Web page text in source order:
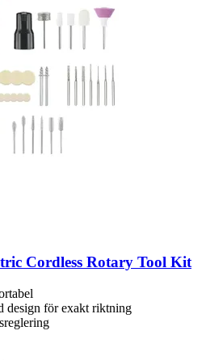
Cordless Rotary Tool Kit
design för exakt riktning